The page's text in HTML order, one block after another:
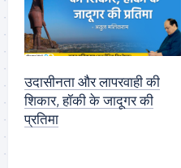
उदासीनता और लापरवाही की
शिकार, हॉकी के जादूगर की
प्रतिमा